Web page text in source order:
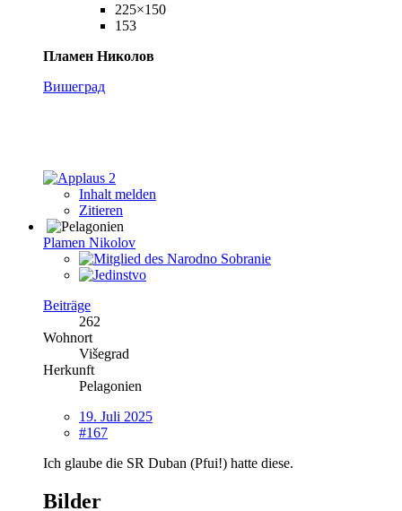
225×150
153
Пламен Николов
Вишеград
2
Inhalt melden
Zitieren
Plamen Nikolov
Beiträge
262
Wohnort
Višegrad
Herkunft
Pelagonien
19. Juli 2025
#167
Ich glaube die SR Duban (Pfui!) hatte diese.
Bilder